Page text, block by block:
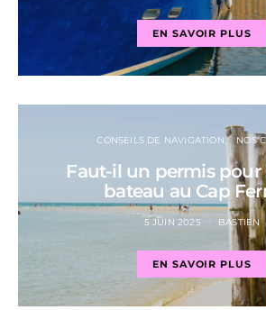
EN SAVOIR PLUS
CONSEILS DE NAVIGATION NOS
Faut-il un permis pour
bateau au Cap
5 JUIN 2025 BASTIEN
EN SAVOIR PLUS